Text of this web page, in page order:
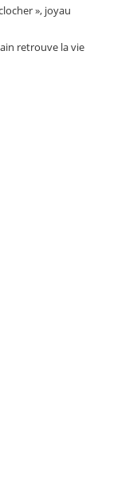
», joyau
retrouve la vie